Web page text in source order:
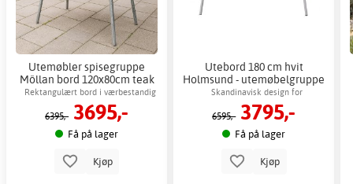
Utemøbler spisegruppe
Möllan bord 120x80cm teak
og stål + Møbelpleie
Rektangulært bord i værbestandig
teak og stål
6395,- 3695,-
Få på lager
Kjøp
Utebord 180 cm hvit
Holmsund - utemøbelgruppe
for spisestue + Møbelpleie
Skandinavisk design for
utendørsmiljøer
6595,- 3795,-
Få på lager
Kjøp